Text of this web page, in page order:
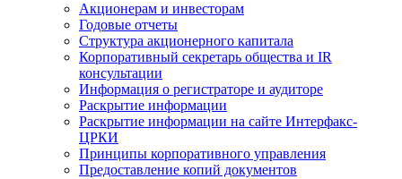
Акционерам и инвесторам
Годовые отчеты
Структура акционерного капитала
Корпоративный секретарь общества и IR
консультации
Информация о регистраторе и аудиторе
Раскрытие информации
Раскрытие информации на сайте Интерфакс-
ЦРКИ
Принципы корпоративного управления
Предоставление копий документов